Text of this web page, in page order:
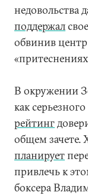
недовольства
поддержал
обвинив
В окружении
как
рейтинг
общем зачете.
планирует
привлечь к
боксера